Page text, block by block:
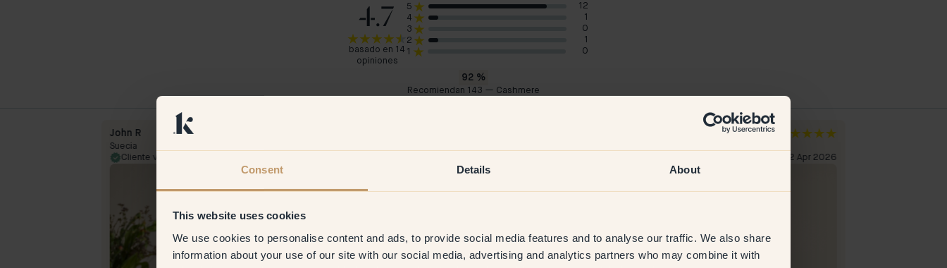
Consent Details About
This website uses cookies
We use cookies to personalise content and ads, to provide social media features and to analyse our traffic. We also share
information about your use of our site with our social media, advertising and analytics partners who may combine it with
4.7
basado en 14
opiniones
5
12
4
1
3
0
2
1
1
0
92 %
Recomiendan 143 — Cashmere
John R
Suecia
Cliente verificado
22 Apr 2026